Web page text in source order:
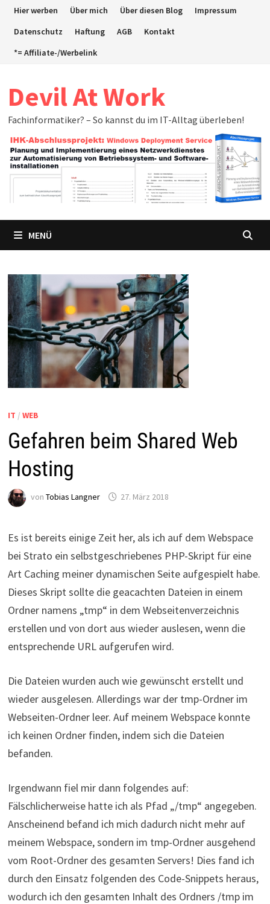
ZumHier werben Über mich Über diesen Blog
Impressum
Datenschutz
Haftung AGB
Kontakt
*= Affiliate-/Werbelink
Devil At Work
Fachinformatiker? – So kannst du im IT-Alltag überleben!
MENÜ
IT / WEB
Gefahren beim Shared Web
Hosting
von Tobias Langner 27. März 2018
Es ist bereits einige Zeit her, als ich auf dem Webspace
bei Strato ein selbstgeschriebenes PHP-Skript für eine
Art Caching meiner dynamischen Seite aufgespielt habe.
Dieses Skript sollte die geacachten Dateien in einem
Ordner namens „tmp“ in dem Webseitenverzeichnis
erstellen und von dort aus wieder auslesen, wenn die
entsprechende URL aufgerufen wird.
Die Dateien wurden auch wie gewünscht erstellt und
wieder ausgelesen. Allerdings war der tmp-Ordner im
Webseiten-Ordner leer. Auf meinem Webspace konnte
ich keinen Ordner finden, indem sich die Dateien
befanden.
Irgendwann fiel mir dann folgendes auf:
Fälschlicherweise hatte ich als Pfad „/tmp“ angegeben.
Anscheinend befand ich mich dadurch nicht mehr auf
meinem Webspace, sondern im tmp-Ordner ausgehend
vom Root-Ordner des gesamten Servers! Dies fand ich
durch den Einsatz folgenden des Code-Snippets heraus,
wodurch ich den gesamten Inhalt des Ordners /tmp im